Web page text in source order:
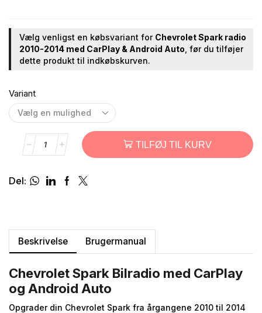
Vælg venligst en købsvariant for Chevrolet Spark radio
2010-2014 med CarPlay & Android Auto , før du tilføjer
dette produkt til indkøbskurven.
Variant
TILFØJ TIL KURV
Del:
Beskrivelse Brugermanual
Chevrolet Spark Bilradio med CarPlay
og Android Auto
Opgrader din Chevrolet Spark fra årgangene 2010 til 2014